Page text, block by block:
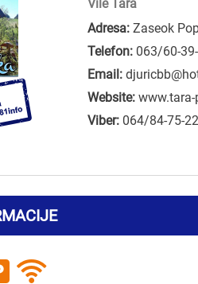
Vile Tara
Adresa: Zaseok
Telefon: 063/60-
Email:
Website:
Viber: 064/84-75-